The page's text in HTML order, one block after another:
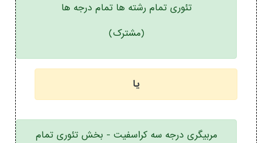
تئوری تمام رشته ها تمام درجه ها
(مشترک)
یا
مربیگری درجه سه کراسفیت - بخش تئوری تمام